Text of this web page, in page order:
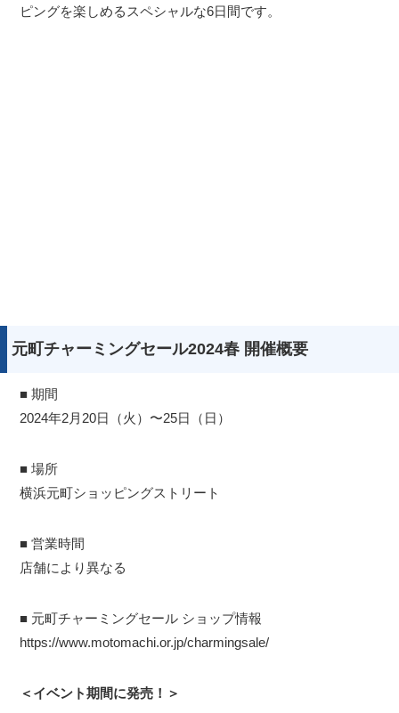
ピングを楽しめるスペシャルな6日間です。
元町チャーミングセール2024春 開催概要
■ 期間
2024年2月20日（火）〜25日（日）
■ 場所
横浜元町ショッピングストリート
■ 営業時間
店舗により異なる
■ 元町チャーミングセール ショップ情報
https://www.motomachi.or.jp/charmingsale/
＜イベント期間に発売！＞